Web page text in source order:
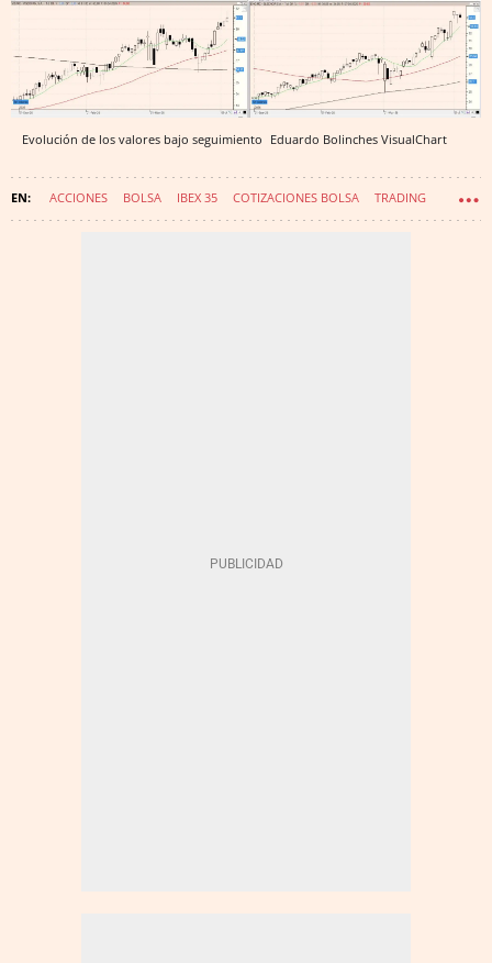
Evolución de los valores bajo seguimiento Eduardo Bolinches VisualChart
ACCIONES BOLSA IBEX 35 COTIZACIONES BOLSA TRADING